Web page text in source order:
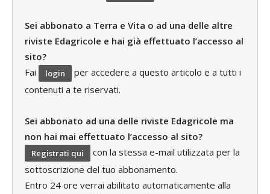
Sei abbonato a Terra e Vita o ad una delle altre
riviste Edagricole e hai già effettuato l’accesso al
sito?
Fai
login
per accedere a questo articolo e a tutti i
contenuti a te riservati.
Sei abbonato ad una delle riviste Edagricole ma
non hai mai effettuato l’accesso al sito?
Registrati qui
con la stessa e-mail utilizzata per la
sottoscrizione del tuo abbonamento.
Entro 24 ore verrai abilitato automaticamente alla